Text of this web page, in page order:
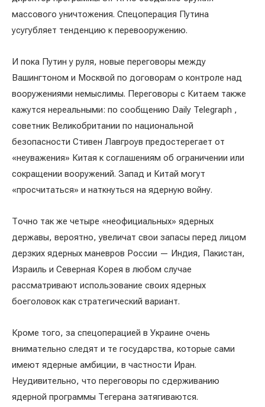
массового уничтожения. Спецоперация Путина
усугубляет тенденцию к перевооружению.
И пока Путин у руля, новые переговоры между
Вашингтоном и Москвой по договорам о контроле над
вооружениями немыслимы. Переговоры с Китаем также
кажутся нереальными: по сообщению Daily Telegraph ,
советник Великобритании по национальной
безопасности Стивен Лавгроув предостерегает от
«неуважения» Китая к соглашениям об ограничении или
сокращении вооружений. Запад и Китай могут
«просчитаться» и наткнуться на ядерную войну.
Точно так же четыре «неофициальных» ядерных
державы, вероятно, увеличат свои запасы перед лицом
дерзких ядерных маневров России — Индия, Пакистан,
Израиль и Северная Корея в любом случае
рассматривают использование своих ядерных
боеголовок как стратегический вариант.
Кроме того, за спецоперацией в Украине очень
внимательно следят и те государства, которые сами
имеют ядерные амбиции, в частности Иран.
Неудивительно, что переговоры по сдерживанию
ядерной программы Тегерана затягиваются.